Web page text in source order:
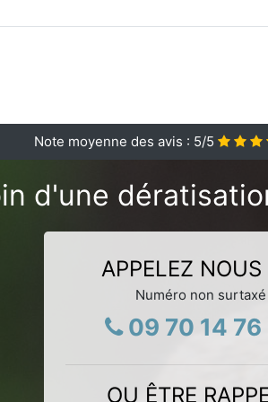
Note moyenne des avis : 5/5
d'une
APPELEZ
Numéro non surtaxé
09 70 14 76
OU ÊTRE